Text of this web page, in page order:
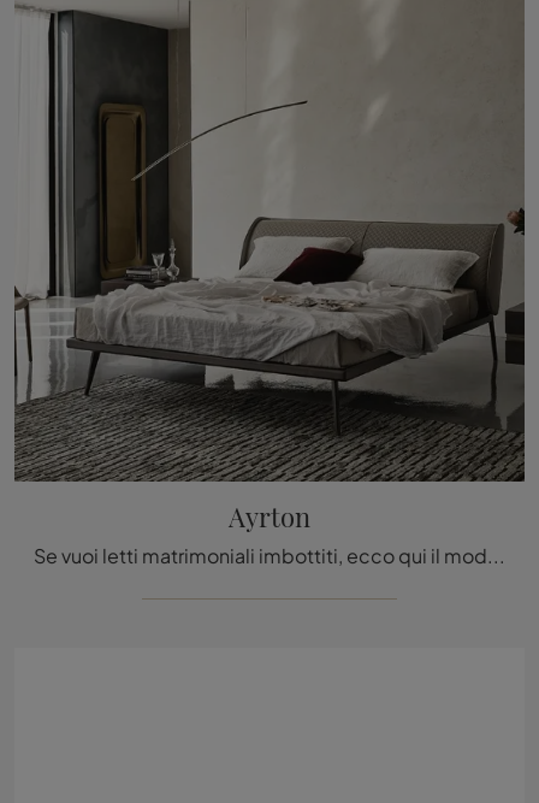
Ayrton
Se vuoi letti matrimoniali imbottiti, ecco qui il modello Ayrton in pelle per arricchire la camera da letto.